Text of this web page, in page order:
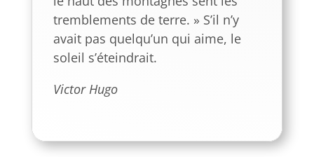
tremblements de terre. » S’il n’y
avait pas quelqu’un qui aime, le
soleil s’éteindrait.
Victor Hugo